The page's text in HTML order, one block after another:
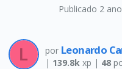
Publicado 2
por Leonardo
| 139.8kxp | 48